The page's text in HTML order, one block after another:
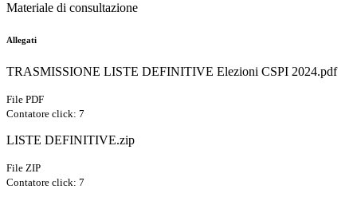
Materiale di consultazione
Allegati
TRASMISSIONE LISTE DEFINITIVE Elezioni CSPI 2024.pdf
File PDF
Contatore click: 7
LISTE DEFINITIVE.zip
File ZIP
Contatore click: 7